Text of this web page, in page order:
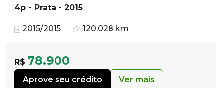
4p - Prata - 2015
2015/2015 120.028 km
R$ 78.900
Aprove seu crédito Ver mais